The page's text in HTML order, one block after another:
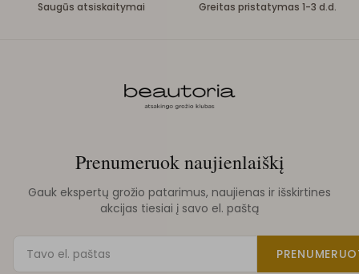
Saugūs atsiskaitymai Greitas pristatymas 1-3 d.d.
Prenumeruok naujienlaiškį
Gauk ekspertų grožio patarimus, naujienas ir išskirtines
akcijas tiesiai į savo el. paštą